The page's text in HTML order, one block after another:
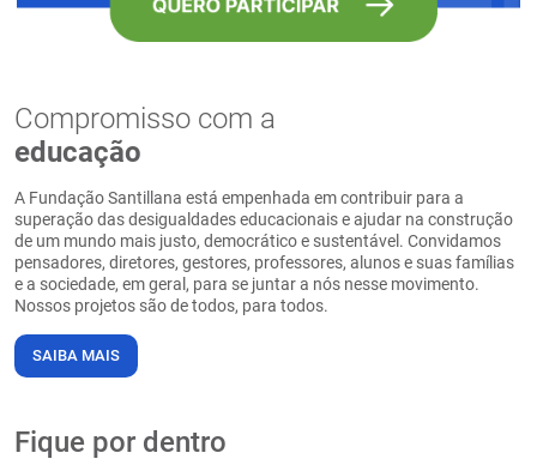
Compromisso com a
educação
A Fundação Santillana está empenhada em contribuir para a
superação das desigualdades educacionais e ajudar na construção
de um mundo mais justo, democrático e sustentável. Convidamos
pensadores, diretores, gestores, professores, alunos e suas famílias
e a sociedade, em geral, para se juntar a nós nesse movimento.
Nossos projetos são de todos, para todos.
SAIBA MAIS
Fique por dentro